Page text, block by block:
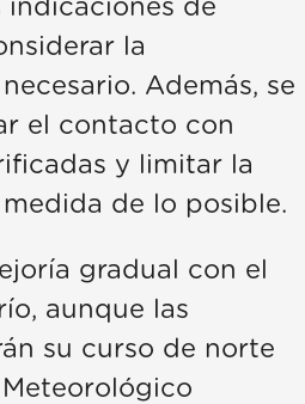
indicaciones de
la
Además, se
el contacto con
y limitar la
de lo posible.
gradual con el
aunque las
su curso de norte